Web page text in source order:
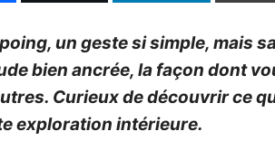
un geste si simple, mais
bien ancrée, la façon dont
Curieux de découvrir ce
exploration intérieure.